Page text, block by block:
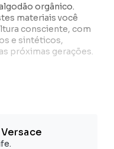
orgânico.
materiais você
consciente, com
e sintéticos,
próximas gerações.